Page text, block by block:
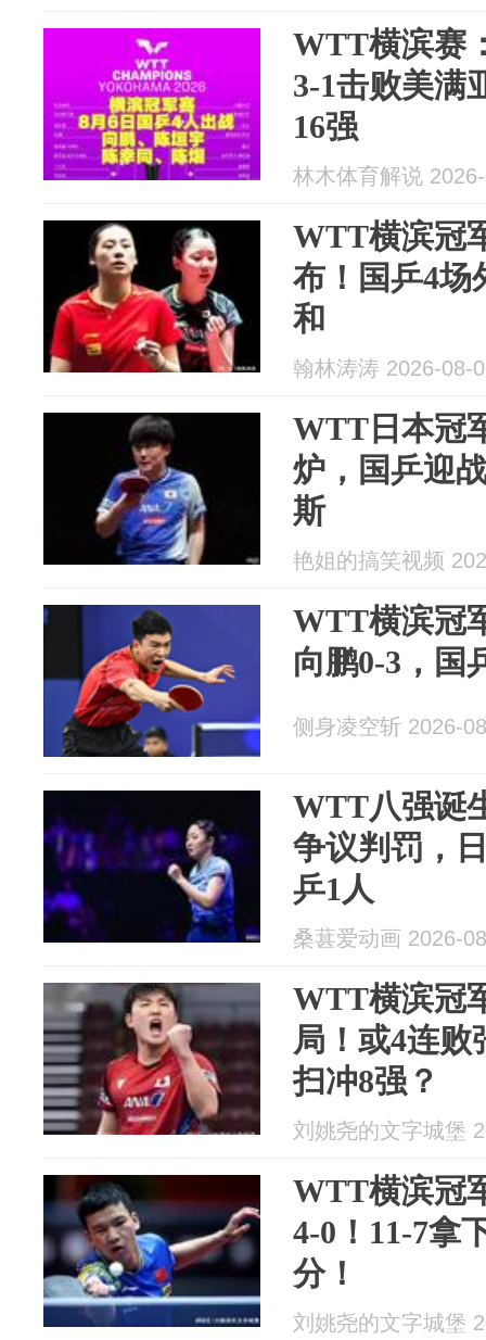
WTT横滨赛
3-1击败美满
16强
林木体育解说
WTT横滨冠
布！国乒4场
和
翰林涛涛 2026-08-
WTT日本冠
炉，国乒迎
斯
艳姐的搞笑视频
WTT横滨冠
向鹏0-3，国
侧身凌空斩 2026-
WTT八强诞
争议判罚，
乒1人
桑葚爱动画 2026-
WTT横滨冠
局！或4连败
扫冲8强？
刘姚尧的文字城堡
WTT横滨冠
4-0！11-7拿
分！
刘姚尧的文字城堡